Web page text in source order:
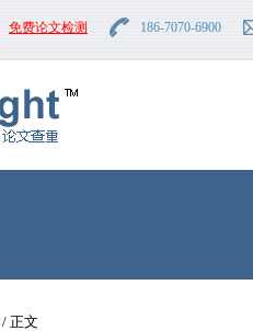
免费论文检测 186-7070-6900
/ 正文